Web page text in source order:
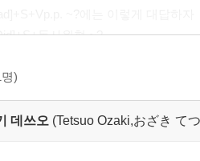
동사원형 ~?
동사원형 ~?에는 이렇게 대답하
할 수 있을 때는 의문사로 묻지 않는
)
데쓰오 (Tetsuo Ozaki,おざき て